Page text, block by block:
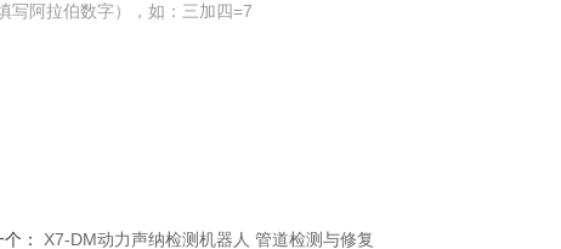
写阿拉伯数字），如：三加四=7
： X7-DM动力声纳检测机器人 管道检测与修复